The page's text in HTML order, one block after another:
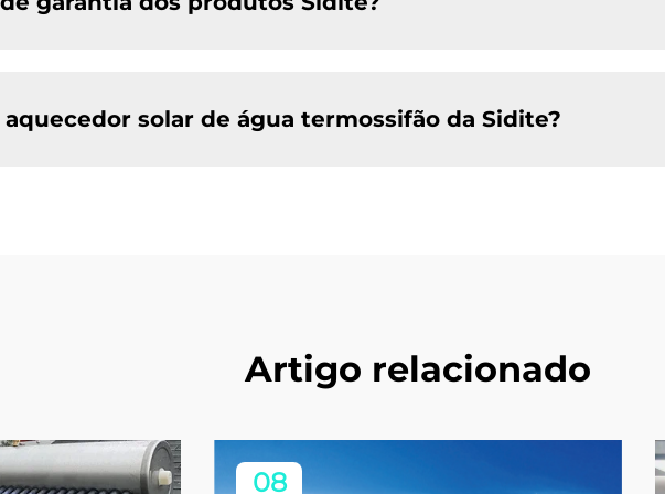
solar de água termossifão da Sidite?
Artigo relacionado
08